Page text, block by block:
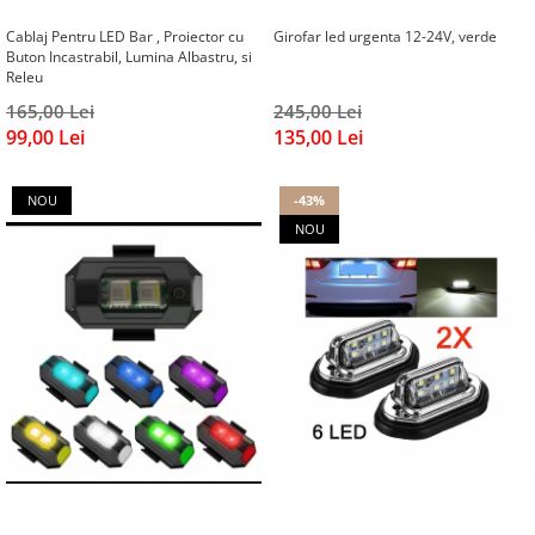
Mazda
Mini
Mitsubishi
Porsche
Range Rover
Smart
Subaru
Universal
TESLA
CUPRA
Dodge
MG
Jaguar
Bare portbagaj
Universale
Opel
Citroen
Peugeot
NISSAN
Hyundai
Volvo
Seat
BMW
Cablaj Pentru LED Bar , Proiector cu
Buton Incastrabil, Lumina Albastru, si
Releu
165,00 Lei
99,00 Lei
Girofar led urgenta 12-24V, verde
245,00 Lei
135,00 Lei
NOU
-43%
NOU